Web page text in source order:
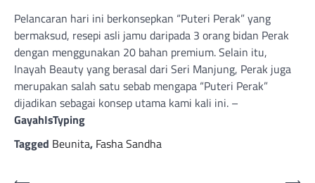
Pelancaran hari ini berkonsepkan “Puteri Perak” yang
bermaksud, resepi asli jamu daripada 3 orang bidan Perak
dengan menggunakan 20 bahan premium. Selain itu,
Inayah Beauty yang berasal dari Seri Manjung, Perak juga
merupakan salah satu sebab mengapa “Puteri Perak”
dijadikan sebagai konsep utama kami kali ini. –
GayahIsTyping
Tagged Beunita, Fasha Sandha